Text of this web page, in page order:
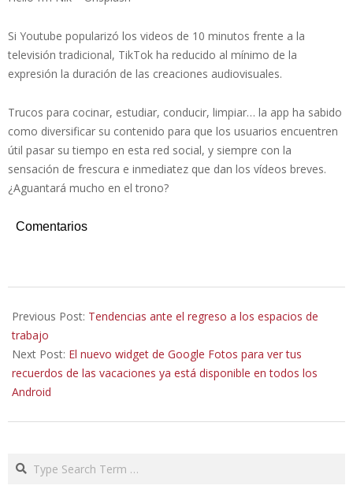
Si Youtube popularizó los videos de 10 minutos frente a la
televisión tradicional, TikTok ha reducido al mínimo de la
expresión la duración de las creaciones audiovisuales.
Trucos para cocinar, estudiar, conducir, limpiar… la app ha sabido
como diversificar su contenido para que los usuarios encuentren
útil pasar su tiempo en esta red social, y siempre con la
sensación de frescura e inmediatez que dan los vídeos breves.
¿Aguantará mucho en el trono?
Comentarios
08-
09
Previous Post: Tendencias ante el regreso a los espacios de
trabajo
Next Post: El nuevo widget de Google Fotos para ver tus
recuerdos de las vacaciones ya está disponible en todos los
Android
Search